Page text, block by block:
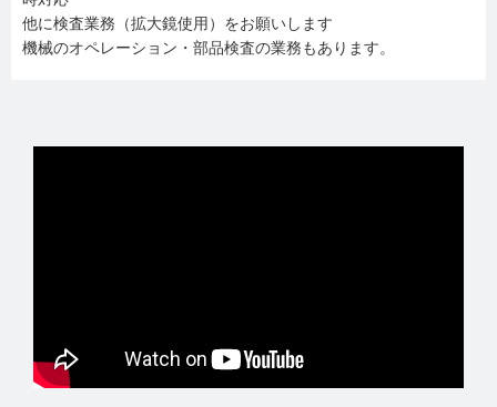
他に検査業務（拡大鏡使用）をお願いします
機械のオペレーション・部品検査の業務もあります。